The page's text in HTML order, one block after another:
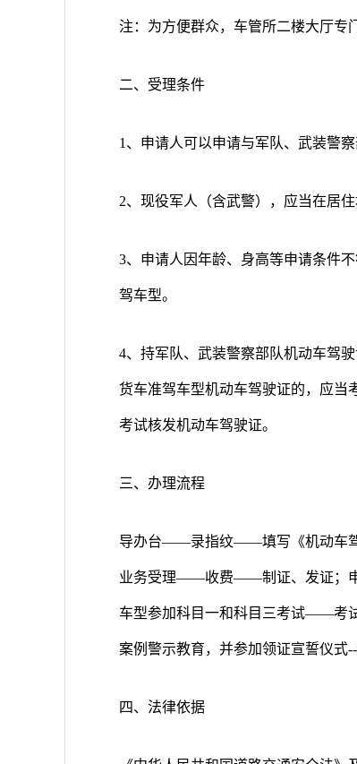
注：为方便群众，车管所二楼大厅专
二、受理条件
1、申请人可以申请与军队、武装警
2、现役军人（含武警），应当在居住
3、申请人因年龄、身高等申请条件
驾车型。
4、持军队、武装警察部队机动车驾
货车准驾车型机动车驾驶证的，应当
考试核发机动车驾驶证。
三、办理流程
导办台――录指纹――填写《机动车
业务受理――收费――制证、发证；申
车型参加科目一和科目三考试――考
案例警示教育，并参加领证宣誓仪式
四、法律依据